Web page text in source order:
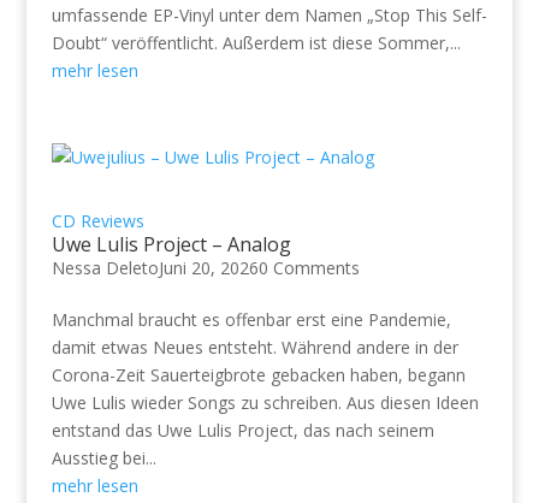
umfassende EP-Vinyl unter dem Namen „Stop This Self-
Doubt“ veröffentlicht. Außerdem ist diese Sommer,...
mehr lesen
CD Reviews
Uwe Lulis Project – Analog
Nessa DeletoJuni 20, 20260 Comments
Manchmal braucht es offenbar erst eine Pandemie,
damit etwas Neues entsteht. Während andere in der
Corona-Zeit Sauerteigbrote gebacken haben, begann
Uwe Lulis wieder Songs zu schreiben. Aus diesen Ideen
entstand das Uwe Lulis Project, das nach seinem
Ausstieg bei...
mehr lesen